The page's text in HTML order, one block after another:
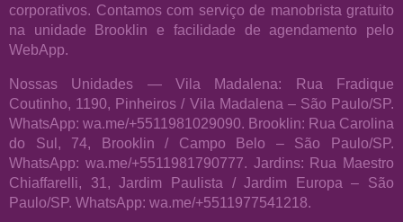
corporativos. Contamos com serviço de manobrista gratuito
na unidade Brooklin e facilidade de agendamento pelo
WebApp.
Nossas Unidades — Vila Madalena: Rua Fradique
Coutinho, 1190, Pinheiros / Vila Madalena – São Paulo/SP.
WhatsApp: wa.me/+5511981029090. Brooklin: Rua Carolina
do Sul, 74, Brooklin / Campo Belo – São Paulo/SP.
WhatsApp: wa.me/+5511981790777. Jardins: Rua Maestro
Chiaffarelli, 31, Jardim Paulista / Jardim Europa – São
Paulo/SP. WhatsApp: wa.me/+5511977541218.